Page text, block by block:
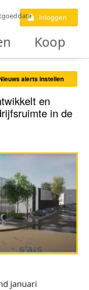
Inloggen
Koop
alerts instellen
en
in de
januari